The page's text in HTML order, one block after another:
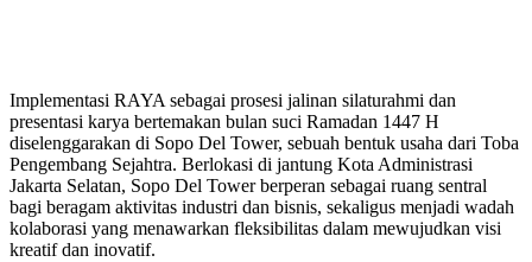
Implementasi RAYA sebagai prosesi jalinan silaturahmi dan
presentasi karya bertemakan bulan suci Ramadan 1447 H
diselenggarakan di Sopo Del Tower, sebuah bentuk usaha dari Toba
Pengembang Sejahtra. Berlokasi di jantung Kota Administrasi
Jakarta Selatan, Sopo Del Tower berperan sebagai ruang sentral
bagi beragam aktivitas industri dan bisnis, sekaligus menjadi wadah
kolaborasi yang menawarkan fleksibilitas dalam mewujudkan visi
kreatif dan inovatif.